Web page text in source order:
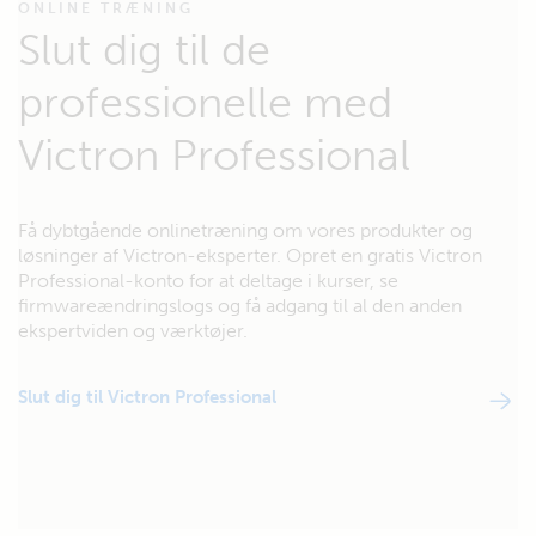
ONLINE TRÆNING
Slut dig til de
professionelle med
Victron Professional
Få dybtgående onlinetræning om vores produkter og
løsninger af Victron-eksperter. Opret en gratis Victron
Professional-konto for at deltage i kurser, se
firmwareændringslogs og få adgang til al den anden
ekspertviden og værktøjer.
Slut dig til Victron Professional